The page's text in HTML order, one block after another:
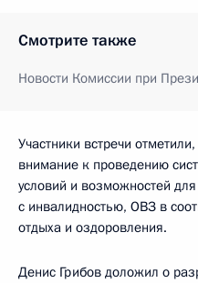
Смотрите также
Новости Комиссии при
Участники встречи
внимание к проведению
условий и возможностей
с инвалидностью, ОВЗ в
отдыха и оздоровления.
Денис Грибов доложил о